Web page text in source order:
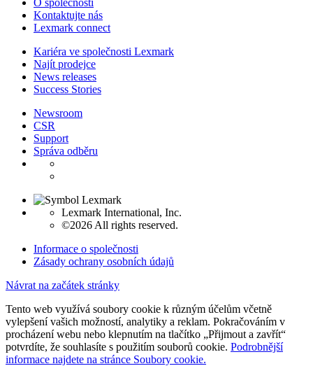
Kontaktujte nás
Lexmark connect
Kariéra ve společnosti Lexmark
Najít prodejce
News releases
Success Stories
Newsroom
CSR
Support
Správa odběru
Lexmark International, Inc.
©2026 All rights reserved.
Informace o společnosti
Zásady ochrany osobních údajů
Návrat na začátek stránky
Tento web využívá soubory cookie k různým účelům včetně
vylepšení vašich možností, analytiky a reklam. Pokračováním v
procházení webu nebo klepnutím na tlačítko „Přijmout a zavřít“
potvrdíte, že souhlasíte s použitím souborů cookie. Podrobnější
informace najdete na stránce Soubory cookie.